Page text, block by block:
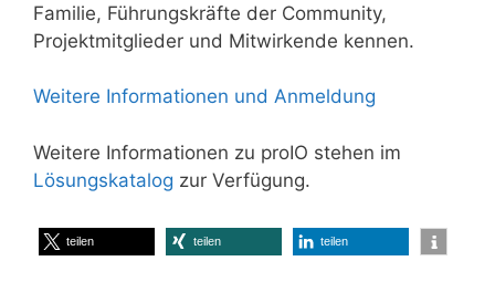
Familie, Führungskräfte der Community,
Projektmitglieder und Mitwirkende kennen.
Weitere Informationen und Anmeldung
Weitere Informationen zu proIO stehen im
Lösungskatalog zur Verfügung.
teilen teilen teilen